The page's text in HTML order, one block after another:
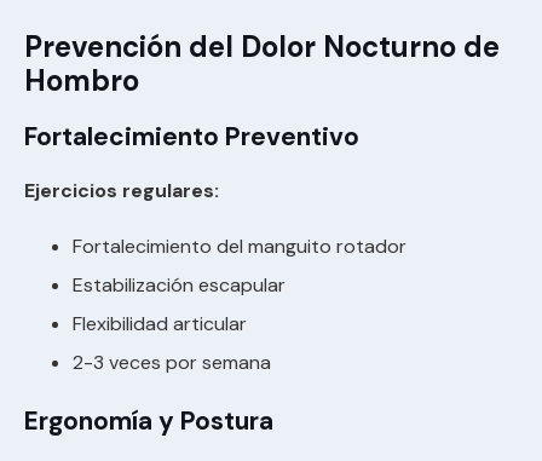
Prevención del Dolor Nocturno de
Hombro
Fortalecimiento Preventivo
Ejercicios regulares:
Fortalecimiento del manguito rotador
Estabilización escapular
Flexibilidad articular
2-3 veces por semana
Ergonomía y Postura